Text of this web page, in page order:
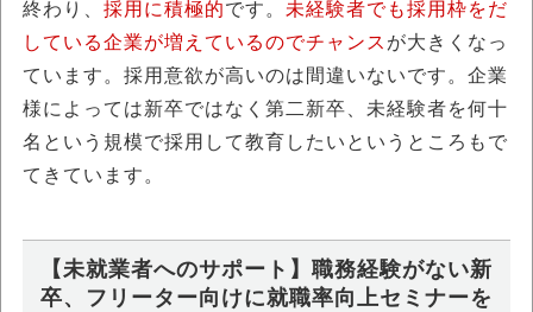
終わり、 採用に積極的です。 未経験者でも採用枠をだ
している企業が増えているのでチャンス が大きくなっ
ています。採用意欲が高いのは間違いないです。企業
様によっては新卒ではなく第二新卒、未経験者を何十
名という規模で採用して教育したいというところもで
てきています。
【未就業者へのサポート】職務経験がない新
卒、フリーター向けに就職率向上セミナーを